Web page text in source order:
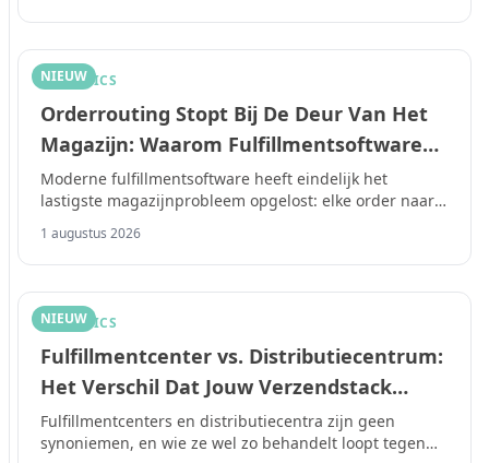
NIEUW
LOGISTICS
Orderrouting Stopt Bij De Deur Van Het
Magazijn: Waarom Fulfillmentsoftware
Vervoerderskeuze Nog Steeds Aan Het
Toeval Overlaat in 2026
Moderne fulfillmentsoftware heeft eindelijk het
lastigste magazijnprobleem opgelost: elke order naar
1 augustus 2026
NIEUW
LOGISTICS
Fulfillmentcenter vs. Distributiecentrum:
Het Verschil Dat Jouw Verzendstack
Bepaalt in 2026
Fulfillmentcenters en distributiecentra zijn geen
synoniemen, en wie ze wel zo behandelt loopt tegen